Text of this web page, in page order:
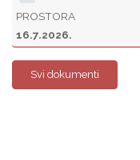
PROSTORA
16.7.2026.
Svi dokumenti